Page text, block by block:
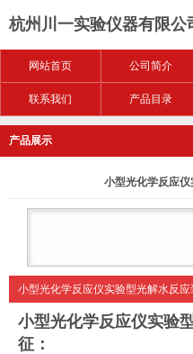
杭州川一实验仪器有限公
网站首页 公司简介
联系我们 产品目录
产品展示
小型光化学反应
小型光化学反应仪实验型光解水反应
小型光化学反应仪实验
征：